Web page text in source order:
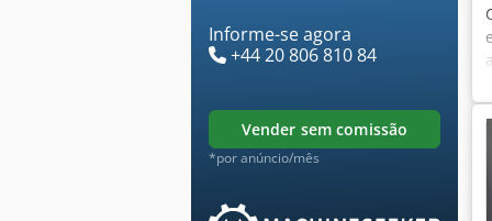
Informe-se agora
+44 20 806 810 84
vender sem comissão
*por anúncio/mês